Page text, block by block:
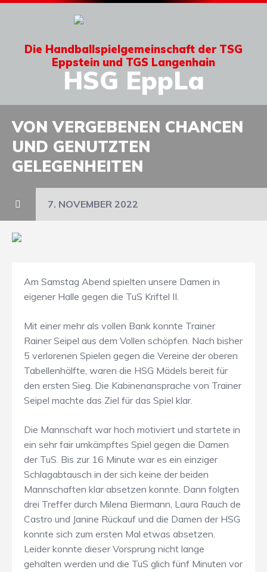
Die Handballspielgemeinschaft der TSG
Eppstein und TGS Langenhain
HSG EppLa
VON VERGEBENEN CHANCEN
UND GENUTZTEN
GELEGENHEITEN
7. NOVEMBER 2022
Am Samstag Abend spielten unsere Damen in
eigener Halle gegen die TuS Kriftel II.
Mit einer mehr als vollen Bank konnte Trainer
Rainer Seipel aus dem Vollen schöpfen. Nach bisher
5 verlorenen Spielen gegen die Vereine der oberen
Tabellenhälfte, waren die HSG Mädels bereit für
den ersten Sieg. Die Kabinenansprache von Trainer
Seipel machte das Ziel für das Spiel klar.
Die Mannschaft war hoch motiviert und startete in
ein sehr fair umkämpftes Spiel gegen die Damen
der TuS. Bis zur 16 Minute war es ein einziger
Schlagabtausch in der sich keine der beiden
Mannschaften klar absetzen konnte. Dann folgten
drei Treffer durch Milena Biermann, Laura Rauch de
Castro und Janine Rückauf und die Damen der HSG
konnte sich zum ersten Mal etwas absetzen.
Leider konnte dieser Vorsprung nicht lange
gehalten werden und die TuS glich fünf Minuten vor